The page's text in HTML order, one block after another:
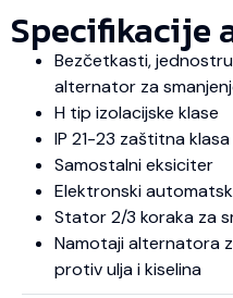
Specifikacije
Bezčetkasti,
alternator za
H tip izolacijske klase
IP 21-23 zaštitna klasa
Samostalni eksiciter
Elektronski
Stator 2/3 koraka za
Namotaji alternatora
protiv ulja i kiselina